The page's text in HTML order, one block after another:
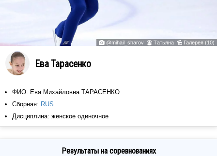
 @mihail_sharov  Татьяна  Галерея (10)
Ева Тарасенко
ФИО: Ева Михайловна ТАРАСЕНКО
Сборная: RUS
Дисциплина: женское одиночное
Результаты на соревнованиях